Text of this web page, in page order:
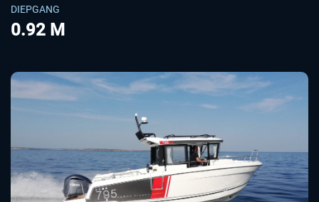
DIEPGANG
0.92 M